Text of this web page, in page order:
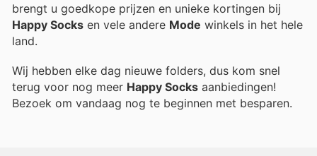
brengt u goedkope prijzen en unieke kortingen bij
Happy Socks en vele andere Mode winkels in het hele
land.
Wij hebben elke dag nieuwe folders, dus kom snel
terug voor nog meer Happy Socks aanbiedingen!
Bezoek om vandaag nog te beginnen met besparen.